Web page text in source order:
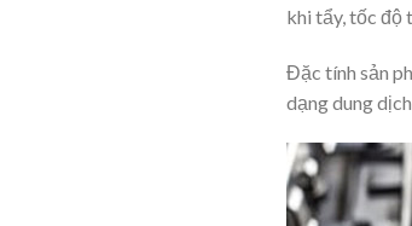
khi tẩy, tốc độ
Đặc tính sản
dạng dung